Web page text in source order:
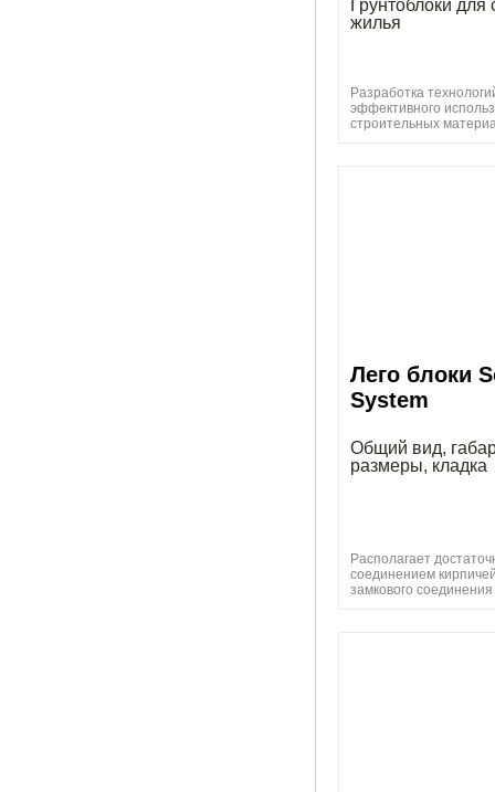
Грунтоблоки для
жилья
Разработка
эффективного
строительных
Лего блоки
System
Общий вид,
размеры, кладка
Располагает
соединением
замкового соединения